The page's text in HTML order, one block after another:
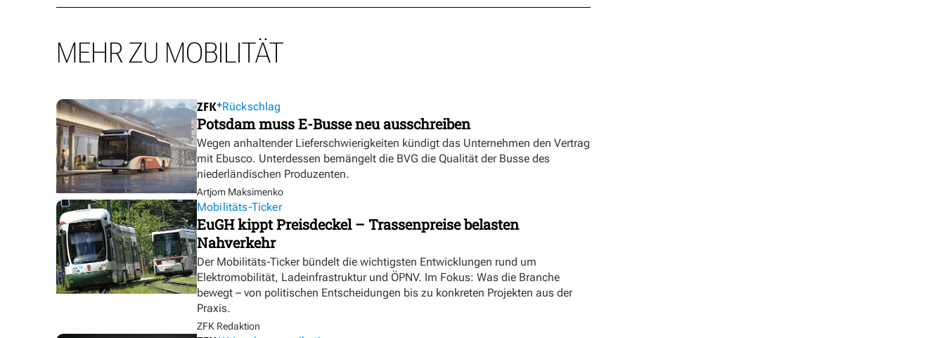
MEHR ZU MOBILITÄT
Rückschlag
Potsdam muss E-Busse neu ausschreiben
Wegen anhaltender Lieferschwierigkeiten kündigt das Unternehmen den Vertrag
mit Ebusco. Unterdessen bemängelt die BVG die Qualität der Busse des
niederländischen Produzenten.
Artjom Maksimenko
Mobilitäts-Ticker
EuGH kippt Preisdeckel – Trassenpreise belasten
Nahverkehr
Der Mobilitäts-Ticker bündelt die wichtigsten Entwicklungen rund um
Elektromobilität, Ladeinfrastruktur und ÖPNV. Im Fokus: Was die Branche
bewegt – von politischen Entscheidungen bis zu konkreten Projekten aus der
Praxis.
ZFK Redaktion